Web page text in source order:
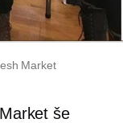
Market
še